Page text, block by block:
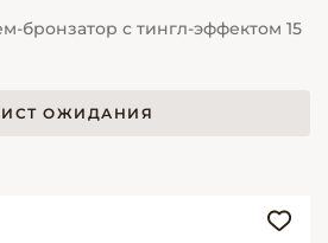
бронзатор с тингл-эффектом 15
ОЖИДАНИЯ